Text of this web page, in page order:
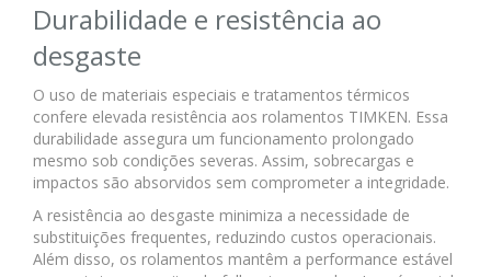
Durabilidade e resistência ao
desgaste
O uso de materiais especiais e tratamentos térmicos
confere elevada resistência aos rolamentos TIMKEN. Essa
durabilidade assegura um funcionamento prolongado
mesmo sob condições severas. Assim, sobrecargas e
impactos são absorvidos sem comprometer a integridade.
A resistência ao desgaste minimiza a necessidade de
substituições frequentes, reduzindo custos operacionais.
Além disso, os rolamentos mantêm a performance estável